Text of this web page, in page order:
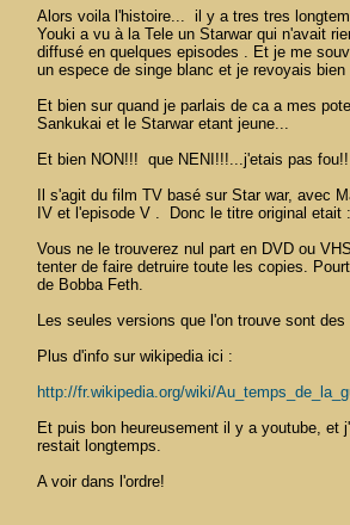
Alors voila l'histoire... il y a tres tres
Youki a vu à la Tele un Starwar qui n'avait
diffusé en quelques episodes . Et je me
un espece de singe blanc et je revoyais
Et bien sur quand je parlais de ca a mes
Sankukai et le Starwar etant jeune...
Et bien NON!!! que NENI!!!...j'etais pas
Il s'agit du film TV basé sur Star war, avec
IV et l'episode V . Donc le titre original
Vous ne le trouverez nul part en DVD ou
tenter de faire detruire toute les copies.
de Bobba Feth.
Les seules versions que l'on trouve sont
Plus d'info sur wikipedia ici :
http://fr.wikipedia.org/wiki/
Et puis bon heureusement il y a youtube,
restait longtemps.
A voir dans l'ordre!